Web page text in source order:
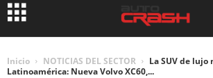
Inicio NOTICIAS DEL SECTOR
La SUV de lujo
Latinoamérica: Nueva Volvo XC60,...